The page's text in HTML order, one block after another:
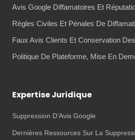
Avis Google Diffamatoires Et
Règles Civiles Et Pénales De
Faux Avis Clients Et Conservation
Politique De Plateforme, Mise En
Expertise Juridique
Suppression D’Avis Google
Dernières Ressources Sur La